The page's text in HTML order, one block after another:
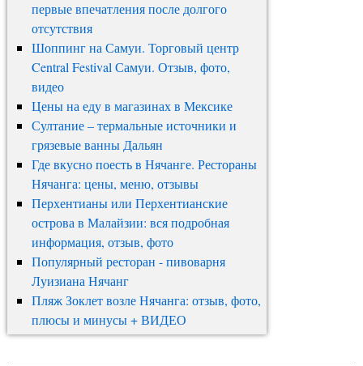
первые впечатления после долгого
отсутствия
Шоппинг на Самуи. Торговый центр
Central Festival Самуи. Отзыв, фото,
видео
Цены на еду в магазинах в Мексике
Султание – термальные источники и
грязевые ванны Дальян
Где вкусно поесть в Нячанге. Рестораны
Нячанга: цены, меню, отзывы
Перхентианы или Перхентианские
острова в Малайзии: вся подробная
информация, отзыв, фото
Популярный ресторан - пивоварня
Луизиана Нячанг
Пляж Зоклет возле Нячанга: отзыв, фото,
плюсы и минусы + ВИДЕО